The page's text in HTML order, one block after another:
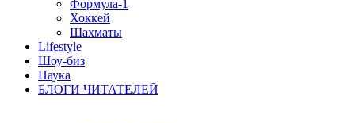
Формула-1
Хоккей
Шахматы
Lifestyle
Шоу-биз
Наука
БЛОГИ ЧИТАТЕЛЕЙ